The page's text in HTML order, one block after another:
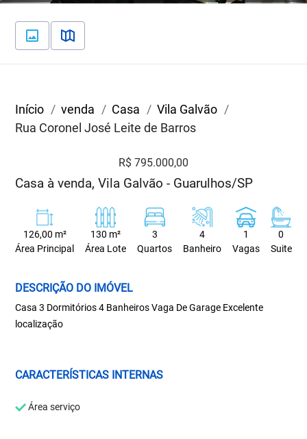
Início venda Casa
Vila Galvão
Rua Coronel José Leite de Barros
R$ 795.000,00
Casa à venda, Vila Galvão - Guarulhos/SP
126,00 m²
Área Principal
130 m²
Área Lote
3
Quartos
4
Banheiro
1
Vagas
0
Suite
DESCRIÇÃO DO IMÓVEL
Casa 3 Dormitórios 4 Banheiros Vaga De Garage Excelente
localização
CARACTERÍSTICAS INTERNAS
Área serviço